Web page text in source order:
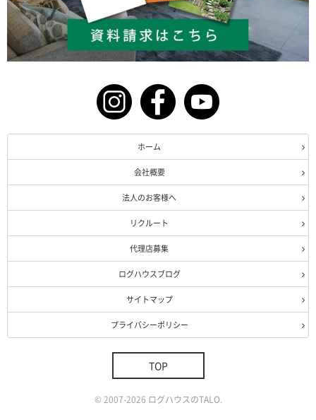
ホーム
会社概要
法人のお客様へ
リクルート
代理店募集
ログハウスブログ
サイトマップ
プライバシーポリシー
TOP
©2007-2026 ログハウスのTALO.